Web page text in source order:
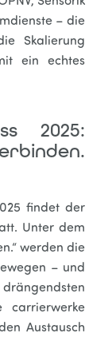
– die
Skalierung
ein echtes
2025:
findet der
Unter dem
werden die
– und
carrierwerke
Austausch